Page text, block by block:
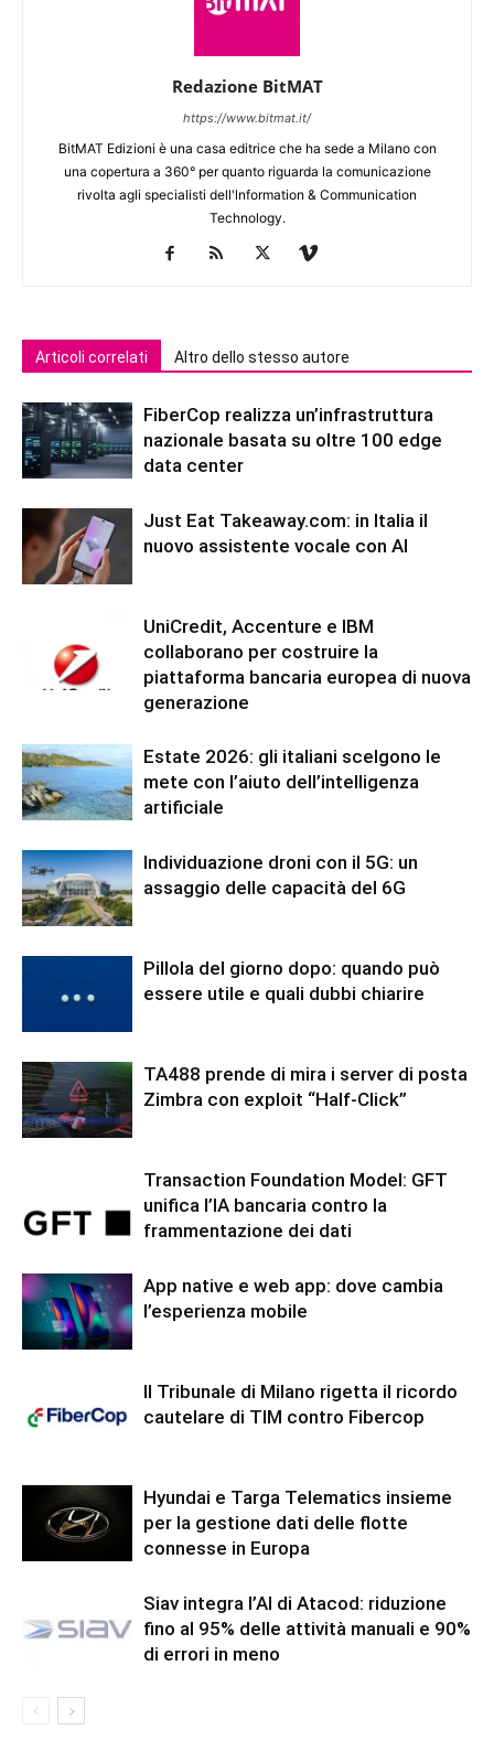
Redazione BitMAT
https://www.bitmat.it/
BitMAT Edizioni è una casa editrice che ha sede a Milano con
una copertura a 360° per quanto riguarda la comunicazione
rivolta agli specialisti dell'lnformation & Communication
Technology.
Articoli correlati Altro dello stesso autore
FiberCop realizza un’infrastruttura
nazionale basata su oltre 100 edge
data center
Just Eat Takeaway.com: in Italia il
nuovo assistente vocale con AI
UniCredit, Accenture e IBM
collaborano per costruire la
piattaforma bancaria europea di nuova
generazione
Estate 2026: gli italiani scelgono le
mete con l’aiuto dell’intelligenza
artificiale
Individuazione droni con il 5G: un
assaggio delle capacità del 6G
Pillola del giorno dopo: quando può
essere utile e quali dubbi chiarire
TA488 prende di mira i server di posta
Zimbra con exploit “Half-Click”
Transaction Foundation Model: GFT
unifica l’IA bancaria contro la
frammentazione dei dati
App native e web app: dove cambia
l’esperienza mobile
Il Tribunale di Milano rigetta il ricordo
cautelare di TIM contro Fibercop
Hyundai e Targa Telematics insieme
per la gestione dati delle flotte
connesse in Europa
Siav integra l’AI di Atacod: riduzione
fino al 95% delle attività manuali e 90%
di errori in meno